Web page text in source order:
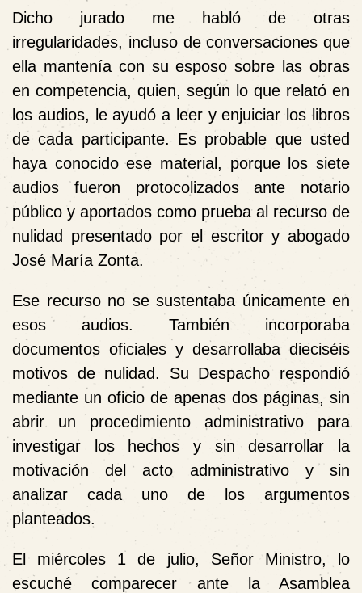
Dicho jurado me habló de otras
irregularidades, incluso de conversaciones que
ella mantenía con su esposo sobre las obras
en competencia, quien, según lo que relató en
los audios, le ayudó a leer y enjuiciar los libros
de cada participante. Es probable que usted
haya conocido ese material, porque los siete
audios fueron protocolizados ante notario
público y aportados como prueba al recurso de
nulidad presentado por el escritor y abogado
José María Zonta.
Ese recurso no se sustentaba únicamente en
esos audios. También incorporaba
documentos oficiales y desarrollaba dieciséis
motivos de nulidad. Su Despacho respondió
mediante un oficio de apenas dos páginas, sin
abrir un procedimiento administrativo para
investigar los hechos y sin desarrollar la
motivación del acto administrativo y sin
analizar cada uno de los argumentos
planteados.
El miércoles 1 de julio, Señor Ministro, lo
escuché comparecer ante la Asamblea